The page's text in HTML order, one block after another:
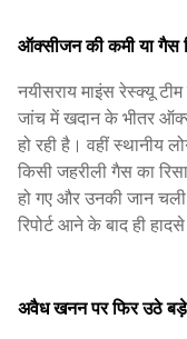
ऑक्सीजन की कमी या गैस
नयीसराय माइंस रेस्क्यू
जांच में खदान के भीतर
हो रही है। वहीं स्थानीय
किसी जहरीली गैस का
हो गए और उनकी जान
रिपोर्ट आने के बाद ही
अवैध खनन पर फिर उठे